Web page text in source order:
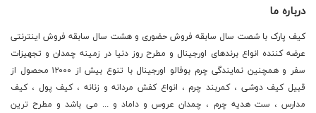
درباره ما
کیف پارک با شصت سال سابقه فروش حضوری و هشت سال سابقه فروش اینترنتی
عرضه کننده انواع برندهای اورجینال و مطرح روز دنیا در زمینه چمدان و تجهیزات
سفر و همچنین نمایندگی چرم بوفالو اورجینال با تنوع بیش از ۱۲۰۰۰ محصول از
قبیل کیف دوشی ، کمربند چرم ، انواع کفش مردانه و زنانه ، کیف پول ، کیف
مدارس ، ست هدیه چرم ، چمدان عروس و داماد و ... می باشد و مطرح ترین